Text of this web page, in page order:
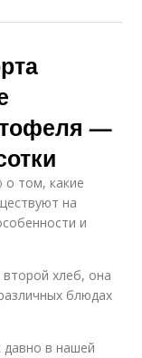
—
о том, какие
на
и
хлеб, она
блюдах
в нашей